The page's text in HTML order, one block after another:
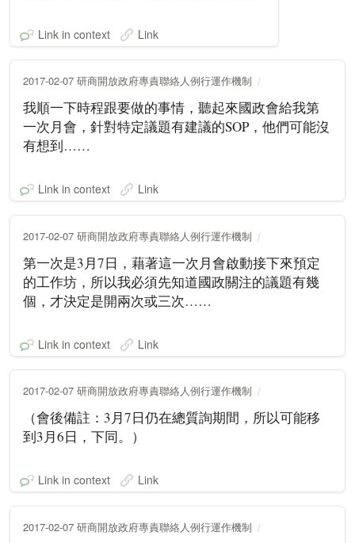
Link in context Link
2017-02-07 研商開放政府專責聯絡人例行運作機制
我順一下時程跟要做的事情，聽起來國政會給我第
一次月會，針對特定議題有建議的SOP，他們可能沒
有想到……
Link in context Link
2017-02-07 研商開放政府專責聯絡人例行運作機制
第一次是3月7日，藉著這一次月會啟動接下來預定
的工作坊，所以我必須先知道國政關注的議題有幾
個，才決定是開兩次或三次……
Link in context Link
2017-02-07 研商開放政府專責聯絡人例行運作機制
（會後備註：3月7日仍在總質詢期間，所以可能移
到3月6日，下同。）
Link in context Link
2017-02-07 研商開放政府專責聯絡人例行運作機制